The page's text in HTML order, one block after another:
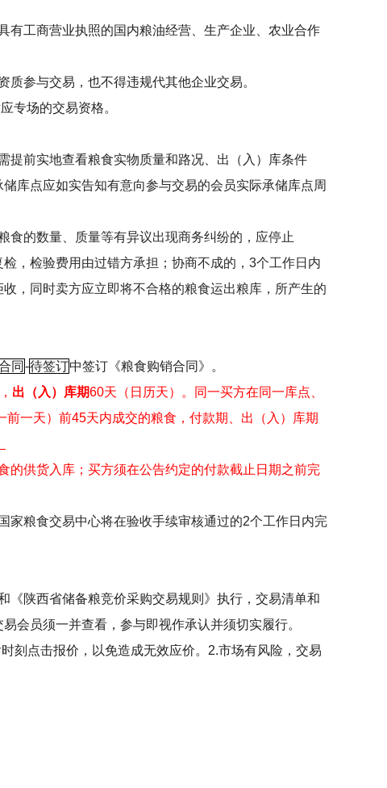
有工商营业执照的国内粮油经营、生产企业、农业合作
参与交易，也不得违规代其他企业交易。
专场的交易资格。
提前实地查看粮食实物质量和路况、出（入）库条件
库点应如实告知有意向参与交易的会员实际承储库点周
食的数量、质量等有异议出现商务纠纷的，应停止
，检验费用由过错方承担；协商不成的， 3个工作日内
，同时卖方应立即将不合格的粮食运出粮库，所产生的
同 -待签订中签订《粮食购销合同》。
出（入）库期60天（日历天）。同一买方在同一库点、
前一天）前45天内成交的粮食，付款期、出（入）库期
的供货入库；买方须在公告约定的付款截止日期之前完
家粮食交易中心将在验收手续审核通过的2个工作日内完
《陕西省储备粮竞价采购交易规则》执行，交易清单和
会员须一并查看，参与即视作承认并须切实履行。
刻点击报价，以免造成无效应价。 2.市场有风险，交易